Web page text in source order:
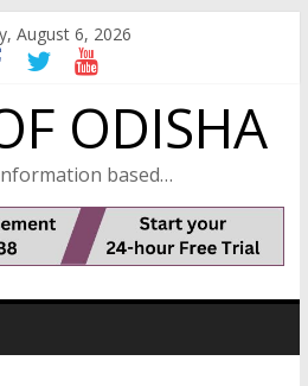
August 6, 2026
ODISHA
based…